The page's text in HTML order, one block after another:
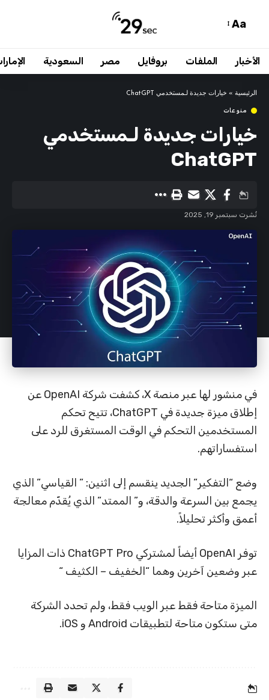
Aa
الأخبار الملفات بروفايل مصر السعودية
الرئيسية » خيارات جديدة لـمستخدمي ChatGPT
منوعات
خيارات جديدة لـمستخدمي
ChatGPT
نُشرت سبتمبر 19, 2025
في منشور لها عبر منصة X، كشفت شركة OpenAI عن
إطلاق ميزة جديدة في ChatGPT، تتيح تحكم
المستخدمين التحكم في الوقت المستغرق للرد على
استفساراتهم.
وضع “التفكير” الجديد ينقسم إلى اثنين: ” القياسي” الذي
يجمع بين السرعة والدقة، و” الممتد” الذي يُقدّم معالجة
أعمق وأكثر تحليلاً.
توفر OpenAI أيضاً لمشتركي ChatGPT Pro ذات المزايا
عبر وضعين آخرين وهما “الخفيف – الكثيف “
الميزة متاحة فقط عبر الويب فقط، ولم تحدد الشركة
متى ستكون متاحة لتطبيقات Android و iOS.